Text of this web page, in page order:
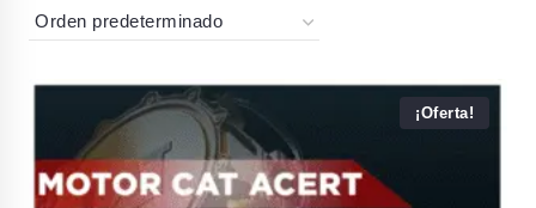
¡Oferta!